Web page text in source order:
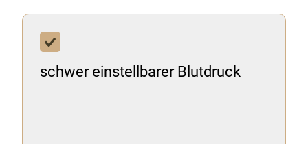
schwer einstellbarer Blutdruck